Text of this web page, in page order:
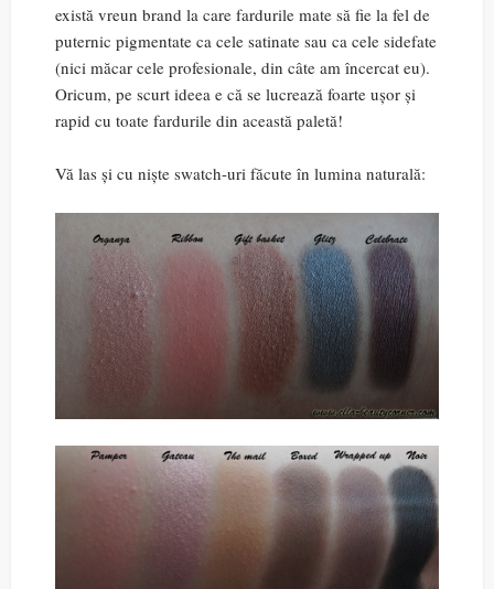
există vreun brand la care fardurile mate să fie la fel de
puternic pigmentate ca cele satinate sau ca cele sidefate
(nici măcar cele profesionale, din câte am încercat eu).
Oricum, pe scurt ideea e că se lucrează foarte ușor și
rapid cu toate fardurile din această paletă!
Vă las și cu niște swatch-uri făcute în lumina naturală: